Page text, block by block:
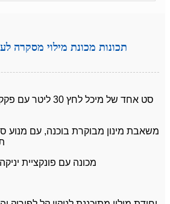
תכונות מכונת מילוי מסקרה
משאבת מינון מבוקרת בוכנה, עם מנוע
מכונה עם פונקציית